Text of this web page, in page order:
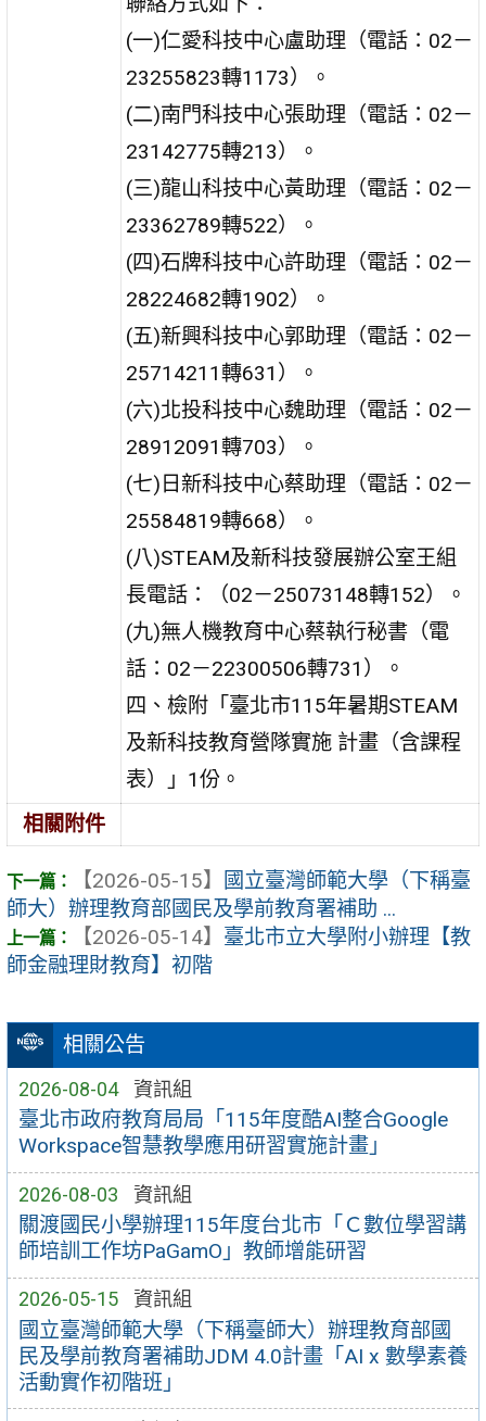
相關公告
2026-08-04 資訊組
臺北市政府教育局局「115年度酷AI整合Google
Workspace智慧教學應用研習實施計畫」
2026-08-03 資訊組
關渡國民小學辦理115年度台北市「Ｃ數位學習講
師培訓工作坊PaGamO」教師增能研習
2026-05-15 資訊組
國立臺灣師範大學（下稱臺師大）辦理教育部國
民及學前教育署補助JDM 4.0計畫「AI x 數學素養
活動實作初階班」
(一)仁愛科技中心盧助理（電話：02－
23255823轉1173）。
(二)南門科技中心張助理（電話：02－
23142775轉213）。
(三)龍山科技中心黃助理（電話：02－
23362789轉522）。
(四)石牌科技中心許助理（電話：02－
28224682轉1902）。
(五)新興科技中心郭助理（電話：02－
25714211轉631）。
(六)北投科技中心魏助理（電話：02－
28912091轉703）。
(七)日新科技中心蔡助理（電話：02－
25584819轉668）。
(八)STEAM及新科技發展辦公室王組
長電話：（02－25073148轉152）。
(九)無人機教育中心蔡執行秘書（電
話：02－22300506轉731）。
四、檢附「臺北市115年暑期STEAM
及新科技教育營隊實施 計畫（含課程
表）」1份。
相關附件
【2026-05-15】
國立臺灣師範大學（下稱臺
師大）辦理教育部國民及學前教育署補助 ...
【2026-05-14】 臺北市立大學附小辦理【教
師金融理財教育】初階